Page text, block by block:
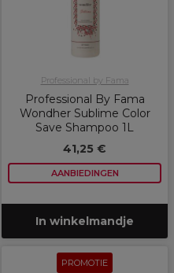
Professional by Fama
Professional By Fama
Wondher Sublime Color
Save Shampoo 1L
41,25 €
AANBIEDINGEN
In winkelmandje
PROMOTIE